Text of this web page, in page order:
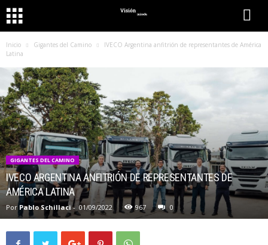
Inicio Gigantes del Camino
IVECO Argentina anfitrión de representantes de América
Latina
GIGANTES DEL CAMINO
IVECO ARGENTINA ANFITRIÓN DE REPRESENTANTES DE
AMÉRICA LATINA
Por Pablo Schillaci - 01/09/2022 967 0